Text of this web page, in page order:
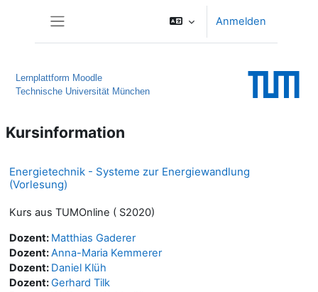
Anmelden
Lernplattform Moodle
Technische Universität München
Kursinformation
Energietechnik - Systeme zur Energiewandlung
(Vorlesung)
Kurs aus TUMOnline ( S2020)
Dozent: Matthias Gaderer
Dozent:Anna-Maria Kemmerer
Dozent: Daniel Klüh
Dozent:Gerhard Tilk